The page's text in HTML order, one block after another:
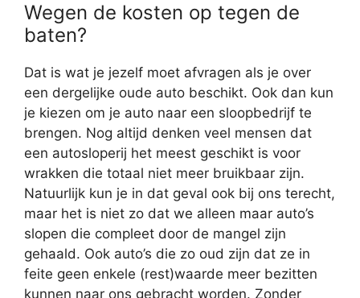
Wegen de kosten op tegen de
baten?
Dat is wat je jezelf moet afvragen als je over
een dergelijke oude auto beschikt. Ook dan kun
je kiezen om je auto naar een sloopbedrijf te
brengen. Nog altijd denken veel mensen dat
een autosloperij het meest geschikt is voor
wrakken die totaal niet meer bruikbaar zijn.
Natuurlijk kun je in dat geval ook bij ons terecht,
maar het is niet zo dat we alleen maar auto’s
slopen die compleet door de mangel zijn
gehaald. Ook auto’s die zo oud zijn dat ze in
feite geen enkele (rest)waarde meer bezitten
kunnen naar ons gebracht worden. Zonder